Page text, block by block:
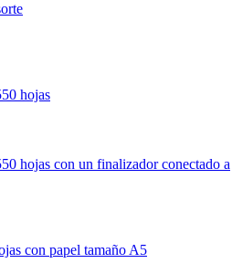
hojas
hojas con un finalizador conectado a
con papel tamaño A5